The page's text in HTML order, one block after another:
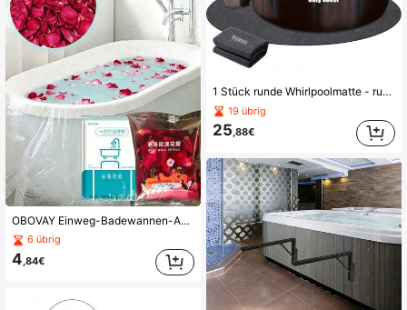
OBOVAY Einweg-Badewannen-Auskleidung, tragbare verdickte extra große Badewannen-Auskleidung Plastiktüte, einzeln verpackt, Einweg-Badebeutel, Badewannen-Abdeckung, geeignet für Hotels, Salons, SPAs, Zuhause und Reise-Hotel-Badewannen, Dusch-Plastikfolie Badewannen, Reiseaccessoires
6 übrig
4,84€
1 Stück runde Whirlpoolmatte - rutschfest, wasserdichte Rückseite, wiederverwendbar & waschbar, Outdoor-Poolschutz für oberirdische Pools, -Zubehör, Poolabdeckungen für oberirdische Schwimmbäder
19 übrig
25,88€